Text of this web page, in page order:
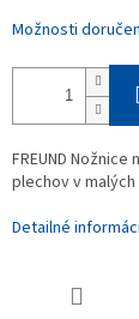
Možnosti
FREUND
plechov v
Detailné